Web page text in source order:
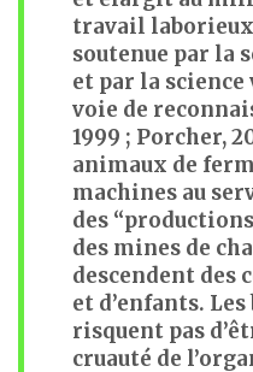
travail
soutenue par la
et par la
voie de
1999 ; Porcher,
animaux de
machines au
des
des mines de
descendent des
et d’enfants.
risquent pas
cruauté de